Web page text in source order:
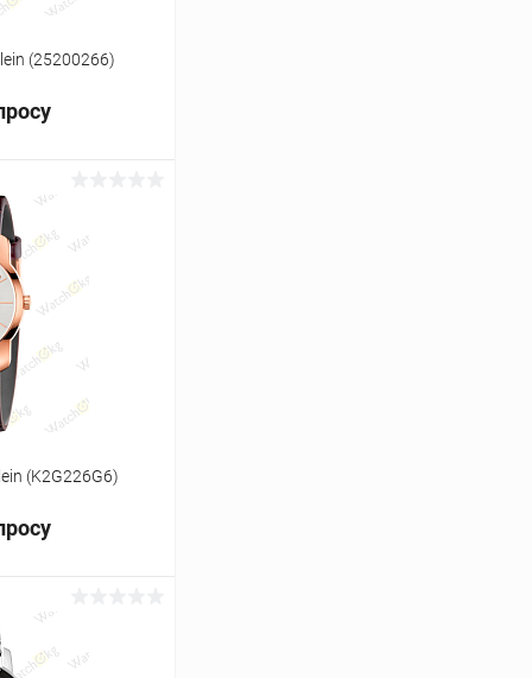
(25200266)
цену
Сравнение
Под заказ
(K2G226G6)
цену